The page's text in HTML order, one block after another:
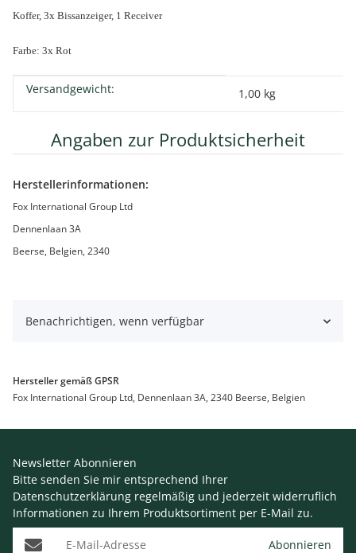
Koffer, 3x Bissanzeiger, 1 Receiver
Farbe: 3x Rot
Produkteigenschaft
Wert
Versandgewicht: 1,00 kg
Angaben zur Produktsicherheit
Herstellerinformationen:
Fox International Group Ltd
Dennenlaan 3A
Beerse, Belgien, 2340
Benachrichtigen, wenn verfügbar
Hersteller gemäß GPSR
Fox International Group Ltd, Dennenlaan 3A, 2340 Beerse, Belgien
Newsletter Abonnieren
Bitte senden Sie mir entsprechend Ihrer
Datenschutzerklärung regelmäßig und jederzeit widerruflich
Informationen zu Ihrem Produktsortiment per E-Mail zu.
E-Mail-Adresse Abonnieren